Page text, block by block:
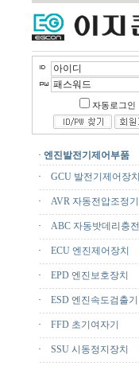
자동로그인
· 엔진발전기제어부품
·
GCU 발전기제어장치
· AVR 자동전압조정기
· ABC 자동밧데리충전
· ECU 엔진제어장치
· EPD 엔진보호장치
· ESD 엔진속도검출기
· FFD 초기여자기
· SSU 시동정지장치